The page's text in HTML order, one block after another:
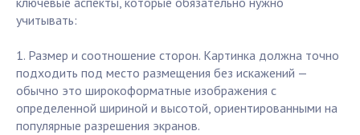
учитывать:
1. Размер и соотношение сторон. Картинка должна точно
подходить под место размещения без искажений —
обычно это широкоформатные изображения с
определенной шириной и высотой, ориентированными на
популярные разрешения экранов.